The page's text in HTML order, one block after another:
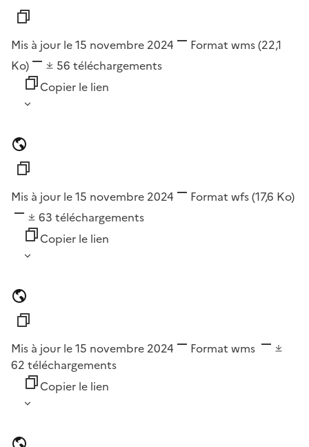
Mis à jour le 15 novembre 2024 Format wms(22,1
Ko)
56 téléchargements
Copier le lien
Mis à jour le 15 novembre 2024 Format wfs(17,6 Ko)
63 téléchargements
Copier le lien
Mis à jour le 15 novembre 2024 Format wms
62 téléchargements
Copier le lien